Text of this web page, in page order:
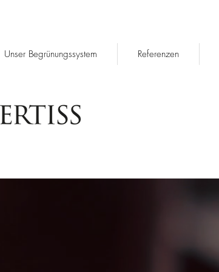
Unser Begrünungssystem Referenzen